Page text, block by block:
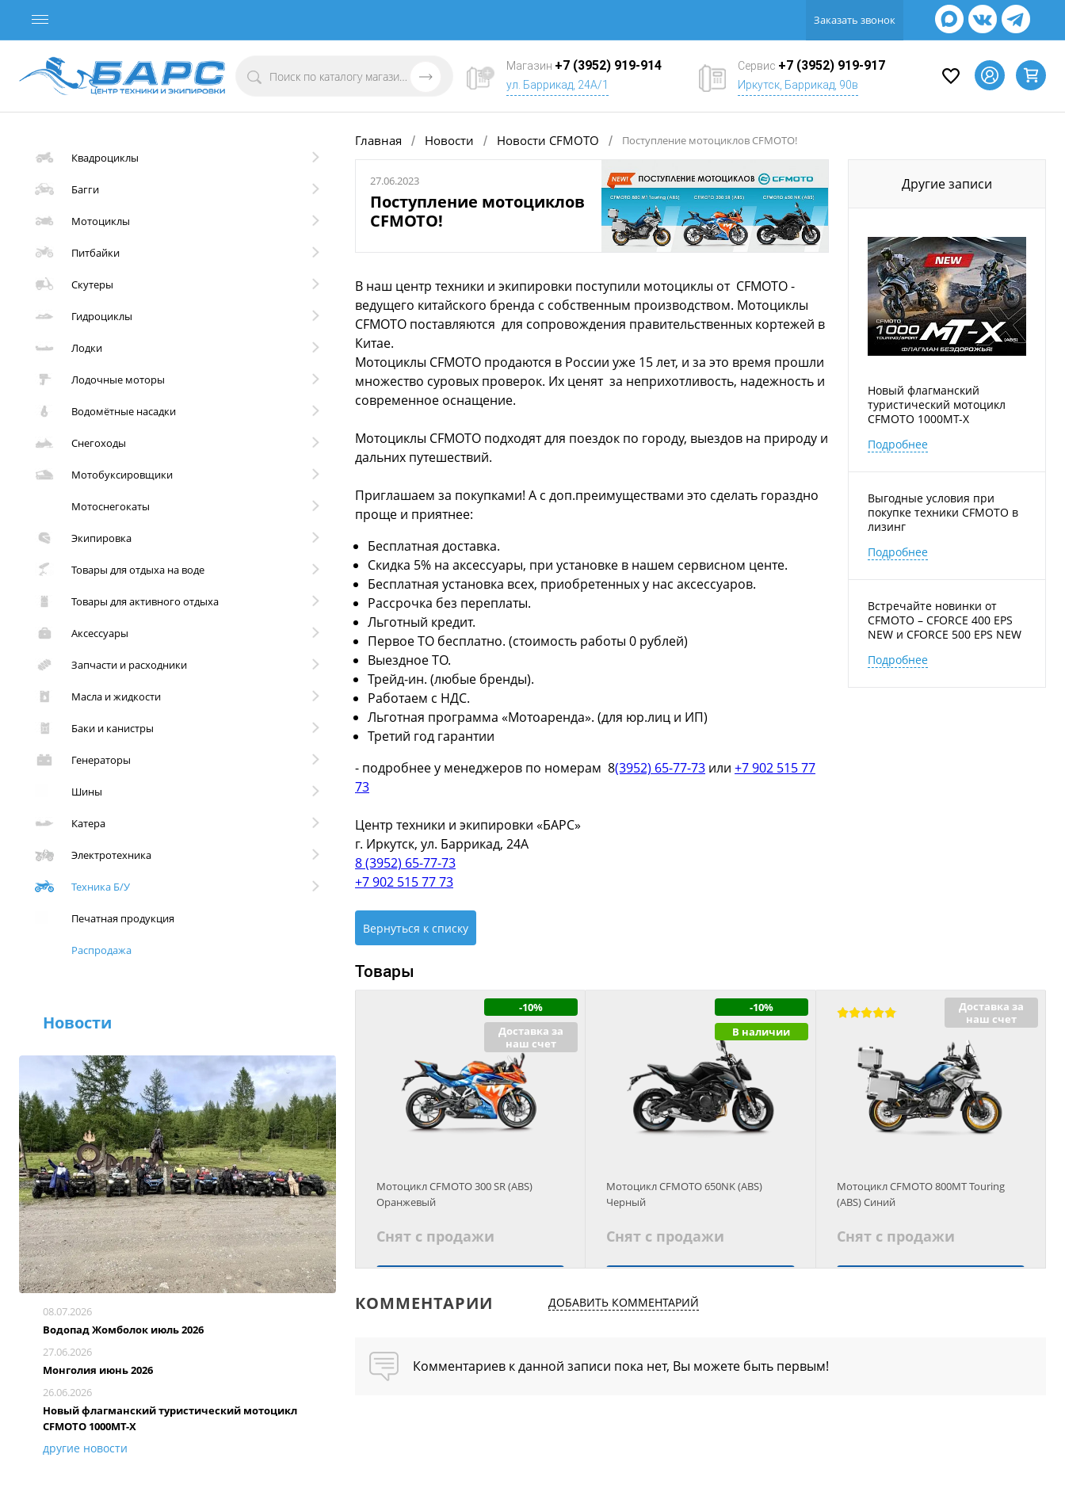
Заказать звонок
Магазин +7 (3952) 919-914
ул. Баррикад, 24А/1
Сервис +7 (3952) 919-917
Иркутск, Баррикад, 90в
Квадроциклы
Багги
Мотоциклы
Питбайки
Скутеры
Гидроциклы
Лодки
Лодочные моторы
Водомётные насадки
Снегоходы
Мотобуксировщики
Мотоснегокаты
Экипировка
Товары для отдыха на воде
Товары для активного отдыха
Аксессуары
Запчасти и расходники
Масла и жидкости
Баки и канистры
Генераторы
Шины
Катера
Электротехника
Техника Б/У
Печатная продукция
Распродажа
Новости
08.07.2026
Водопад Жомболок июль 2026
27.06.2026
Монголия июнь 2026
26.06.2026
Новый флагманский туристический мотоцикл
CFMOTO 1000MT-X
другие новости
Главная / Новости / Новости CFMOTO / Поступление мотоциклов CFMOTO!
27.06.2023
Поступление мотоциклов
CFMOTO!
В наш центр техники и экипировки поступили мотоциклы от CFMOTO -
ведущего китайского бренда с собственным производством. Мотоциклы
CFMOTO поставляются для сопровождения правительственных кортежей в
Китае.
Мотоциклы CFMOTO продаются в России уже 15 лет, и за это время прошли
множество суровых проверок. Их ценят за неприхотливость, надежность и
современное оснащение.
Мотоциклы CFMOTO подходят для поездок по городу, выездов на природу и
дальних путешествий.
Приглашаем за покупками! А с доп.преимуществами это сделать гораздно
проще и приятнее:
Бесплатная доставка.
Скидка 5% на аксессуары, при установке в нашем сервисном центе.
Бесплатная установка всех, приобретенных у нас аксессуаров.
Рассрочка без переплаты.
Льготный кредит.
Первое ТО бесплатно. (стоимость работы 0 рублей)
Выездное ТО.
Трейд-ин. (любые бренды).
Работаем с НДС.
Льготная программа «Мотоаренда». (для юр.лиц и ИП)
Третий год гарантии
- подробнее у менеджеров по номерам 8(3952) 65-77-73 или +7 902 515 77
73
Центр техники и экипировки «БАРС»
г. Иркутск, ул. Баррикад, 24А
8 (3952) 65-77-73
+7 902 515 77 73
Вернуться к списку
Другие записи
Новый флагманский
туристический мотоцикл
CFMOTO 1000MT-X
Подробнее
Выгодные условия при
покупке техники CFMOTO в
лизинг
Подробнее
Встречайте новинки от
CFMOTO – CFORCE 400 EPS
NEW и CFORCE 500 EPS NEW
Подробнее
Товары
-10%
Доставка за
наш счет
Мотоцикл CFMOTO 300 SR (ABS)
Оранжевый
Снят с продажи
-10%
В наличии
Мотоцикл CFMOTO 650NK (ABS)
Черный
Снят с продажи
Доставка за
наш счет
Мотоцикл CFMOTO 800MT Touring
(ABS) Синий
Снят с продажи
КОММЕНТАРИИ ДОБАВИТЬ КОММЕНТАРИЙ
Комментариев к данной записи пока нет, Вы можете быть первым!